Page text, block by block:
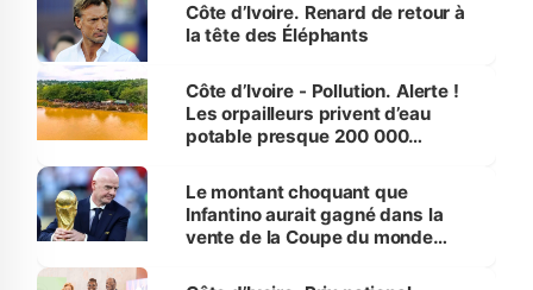
Côte d’Ivoire. Renard de retour à
la tête des Éléphants
Côte d’Ivoire - Pollution. Alerte !
Les orpailleurs privent d’eau
potable presque 200 000
Le montant choquant que
Infantino aurait gagné dans la
vente de la Coupe du monde